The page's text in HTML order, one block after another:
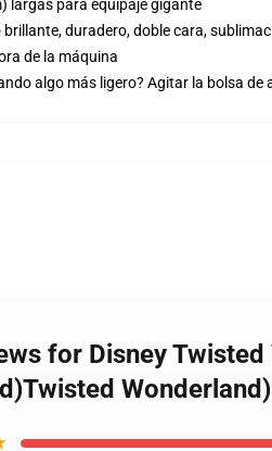
largas para equipaje gigante
brillante, duradero, doble cara,
de la máquina
algo más ligero? Agitar la bolsa de
for Disney